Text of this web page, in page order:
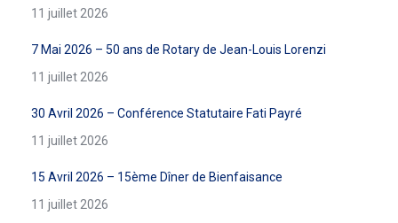
11 juillet 2026
7 Mai 2026 – 50 ans de Rotary de Jean-Louis Lorenzi
11 juillet 2026
30 Avril 2026 – Conférence Statutaire Fati Payré
11 juillet 2026
15 Avril 2026 – 15ème Dîner de Bienfaisance
11 juillet 2026